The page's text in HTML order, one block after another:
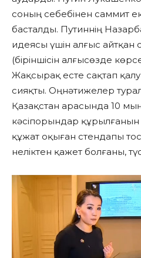
соның себебінен саммит
басталды. Путиннің
идеясы үшін алғыс айтқан
(біріншісін алғысөзде
Жақсырақ есте сақтап
сияқты. Оңнәтижелер
Қазақстан арасында 10
кәсіпорындар құрылғанын
құжат оқыған стендапы
неліктен қажет болғаны,